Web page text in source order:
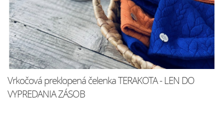
Vrkočová preklopená čelenka TERAKOTA - LEN DO
VYPREDANIA ZÁSOB